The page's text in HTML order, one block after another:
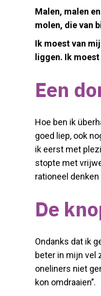
Malen, malen
molen, die van
Ik moest van
liggen. Ik
Een
Hoe ben ik
goed liep, ook
ik eerst met
stopte met
rationeel
De
Ondanks dat ik
beter in mijn vel
oneliners niet
kon omdraaien’’.